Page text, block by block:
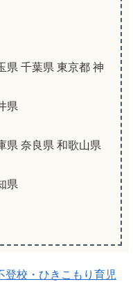
県 千葉県 東京都 神
県
県 奈良県 和歌山県
県